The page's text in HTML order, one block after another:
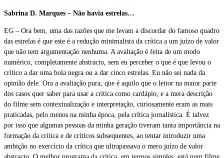
Sabrina D. Marques – Não havia estrelas…
EG – Ora bem, uma das razões que me levam a discordar do famoso quadro
das estrelas é que este é a redução minimalista da crítica a um juízo de valor
que não tem argumentação nenhuma. A avaliação é feita de um modo
numérico, completamente abstracto, sem eu perceber o que é que levou o
crítico a dar uma bola negra ou a dar cinco estrelas. Eu não sei nada da
opinião dele. Ora a avaliação pura, que é aquilo que o leitor na maior parte
dos casos quer saber para usar a crítica como cardápio, e a mera descrição
do filme sem contextualização e interpretação, curiosamente eram as mais
praticadas, pelo menos na minha época, pela crítica jornalística. É talvez
por isso que algumas pessoas da minha geração tiveram tanta importância na
formação da crítica e de críticos subsequentes, ao tentar introduzir uma
ambição no exercício da crítica que ultrapassava o mero juízo de valor